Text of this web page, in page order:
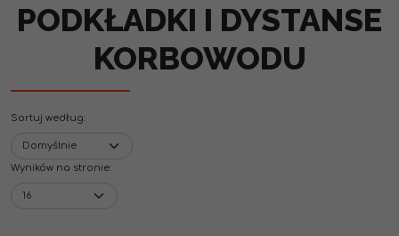
PODKŁADKI I DYSTANSE
KORBOWODU
Sortuj według:
Wyników na stronie: